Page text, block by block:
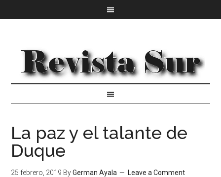
La paz y el talante de
Duque
25 febrero, 2019 ByGerman Ayala Leave a Comment